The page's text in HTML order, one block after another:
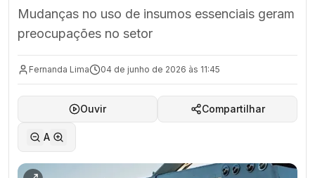
Mudanças no uso de insumos essenciais geram
preocupações no setor
Fernanda Lima 04 de junho de 2026 às 11:45
Ouvir Compartilhar
A